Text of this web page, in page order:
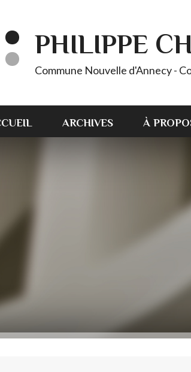
PHILIPPE
Commune Nouvelle d'Annecy -
ARCHIVES À